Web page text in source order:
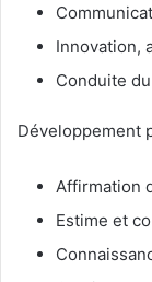
Innovation,
Conduite
Développement
Affirmation
Estime et